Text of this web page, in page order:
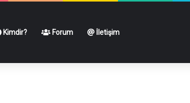
Kimdir? Forum İletişim